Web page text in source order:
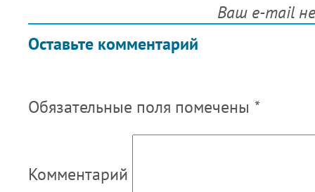
Оставьте комментарий
Ваш e-mail
Обязательные поля помечены *
Комментарий